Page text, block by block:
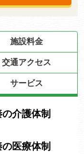
施設料金
交通アクセス
サービス
介護体制
医療体制